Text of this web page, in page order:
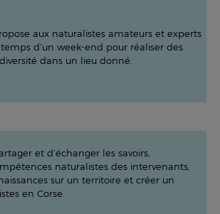
aux naturalistes amateurs et experts
d’un week-end pour réaliser des
dans un lieu donné.
et d’échanger les savoirs,
naturalistes des intervenants,
sur un territoire et créer un
en Corse.